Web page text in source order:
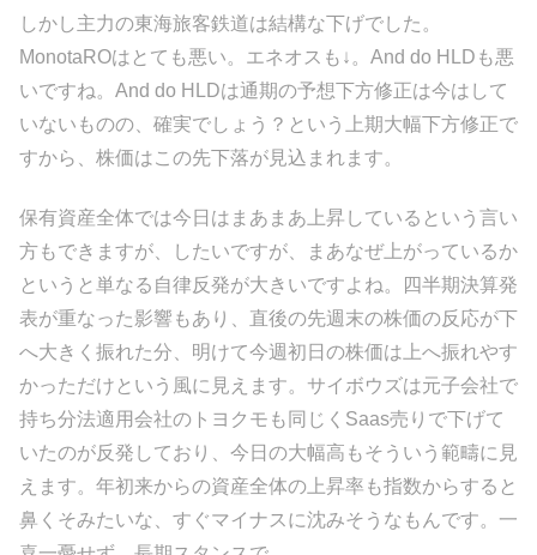
しかし主力の東海旅客鉄道は結構な下げでした。
MonotaROはとても悪い。エネオスも↓。And do HLDも悪
いですね。And do HLDは通期の予想下方修正は今はして
いないものの、確実でしょう？という上期大幅下方修正で
すから、株価はこの先下落が見込まれます。
保有資産全体では今日はまあまあ上昇しているという言い
方もできますが、したいですが、まあなぜ上がっているか
というと単なる自律反発が大きいですよね。四半期決算発
表が重なった影響もあり、直後の先週末の株価の反応が下
へ大きく振れた分、明けて今週初日の株価は上へ振れやす
かっただけという風に見えます。サイボウズは元子会社で
持ち分法適用会社のトヨクモも同じくSaas売りで下げて
いたのが反発しており、今日の大幅高もそういう範疇に見
えます。年初来からの資産全体の上昇率も指数からすると
鼻くそみたいな、すぐマイナスに沈みそうなもんです。一